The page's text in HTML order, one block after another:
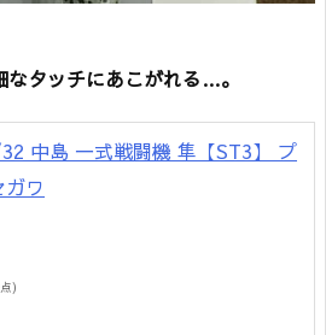
タッチにあこがれる…。
32 中島 一式戦闘機 隼【ST3】 プ
ワ
)